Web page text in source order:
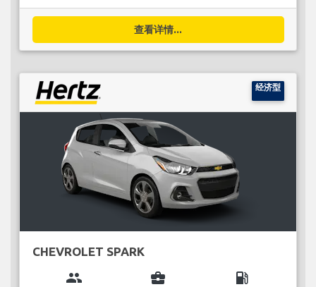
查看详情...
经济型
CHEVROLET SPARK
group business_center local_gas_station